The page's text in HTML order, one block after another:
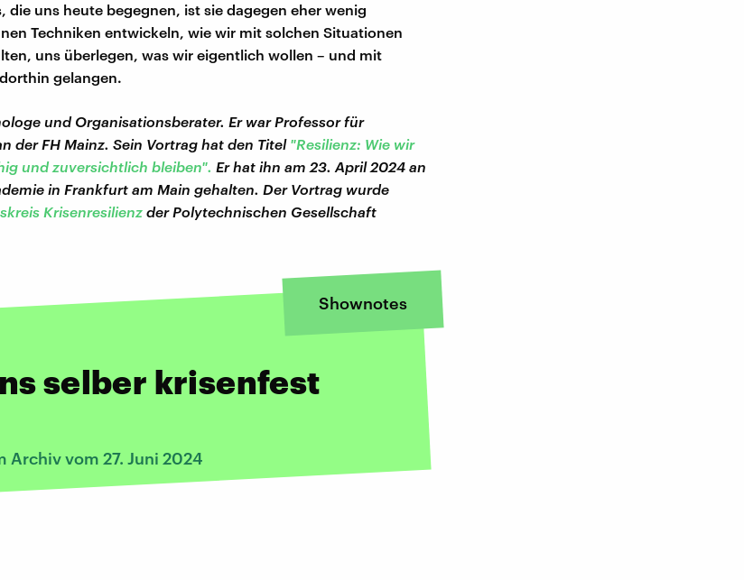
die uns heute begegnen, ist sie dagegen eher wenig
Techniken entwickeln, wie wir mit solchen Situationen
uns überlegen, was wir eigentlich wollen – und mit
gelangen.
und Organisationsberater. Er war Professor für
der FH Mainz. Sein Vortrag hat den Titel "Resilienz: Wie wir
und zuversichtlich bleiben". Er hat ihn am 23. April 2024 an
in Frankfurt am Main gehalten. Der Vortrag wurde
Krisenresilienz der Polytechnischen Gesellschaft
Shownotes
selber krisenfest
Archiv vom 27. Juni 2024